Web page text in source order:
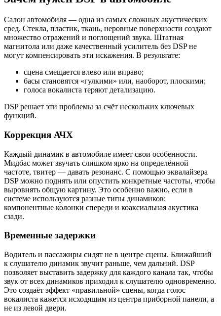
Салон автомобиля — одна из самых сложных акустических
сред. Стекла, пластик, ткань, неровные поверхности создают
множество отражений и поглощений звука. Штатная
магнитола или даже качественный усилитель без DSP не
могут компенсировать эти искажения. В результате:
сцена смещается влево или вправо;
басы становятся «гулкими» или, наоборот, плоскими;
голоса вокалиста теряют детализацию.
DSP решает эти проблемы за счёт нескольких ключевых
функций.
Коррекция АЧХ
Каждый динамик в автомобиле имеет свои особенности.
Мидбас может звучать слишком ярко на определённой
частоте, твитер — давать резонанс. С помощью эквалайзера
DSP можно поднять или опустить конкретные частоты, чтобы
выровнять общую картину. Это особенно важно, если в
системе используются разные типы динамиков:
компонентные колонки спереди и коаксиальная акустика
сзади.
Временные задержки
Водитель и пассажиры сидят не в центре сцены. Ближайший
к слушателю динамик звучит раньше, чем дальний. DSP
позволяет выставить задержку для каждого канала так, чтобы
звук от всех динамиков приходил к слушателю одновременно.
Это создаёт эффект «правильной» сцены, когда голос
вокалиста кажется исходящим из центра приборной панели, а
не из левой двери.